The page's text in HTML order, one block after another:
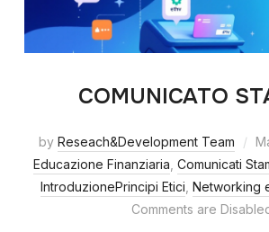
COMUNICATO
by Reseach&Development Team
Educazione Finanziaria Comunicati
IntroduzionePrincipi Etici Networking
Comments are